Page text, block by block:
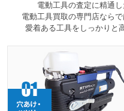
電動工具の査定に精通
電動工具買取の専門店なら
愛着ある工具をしっかりと